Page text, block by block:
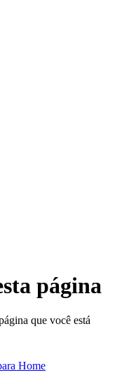
página
que você está
Home